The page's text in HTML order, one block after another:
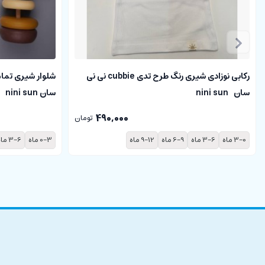
رکابی نوزادی شیری رنگ طرح تدی cubbie نی نی
سان nini sun
490,000 تومان
3-0 ماه
3-6 ماه 6-9 ماه 9-12 ماه
سان nini sun
0-3 ماه
3-6 ماه